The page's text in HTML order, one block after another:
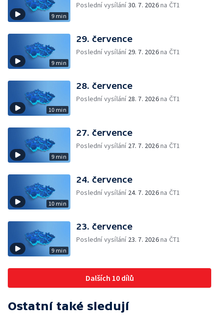
9 min
Poslední vysílání30. 7. 2026na ČT1
9 min
29. července
Poslední vysílání 29. 7. 2026na ČT1
10 min
28. července
Poslední vysílání 28. 7. 2026na ČT1
9 min
27. července
Poslední vysílání 27. 7. 2026na ČT1
10 min
24. července
Poslední vysílání 24. 7. 2026na ČT1
9 min
23. července
Poslední vysílání 23. 7. 2026na ČT1
Dalších 10 dílů
Ostatní také sledují